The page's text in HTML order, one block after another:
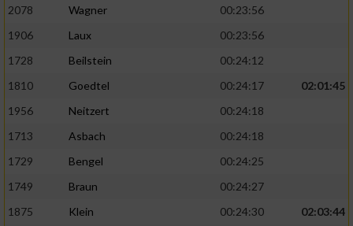
2078
Wagner
00:23:56
1906
Laux
00:23:56
1728
Beilstein
00:24:12
1810
Goedtel 00:24:17
02:01:45
1956
Neitzert
00:24:18
1713
Asbach
00:24:18
1729
Bengel
00:24:25
1749
Braun
00:24:27
1875
Klein 00:24:30
02:03:44